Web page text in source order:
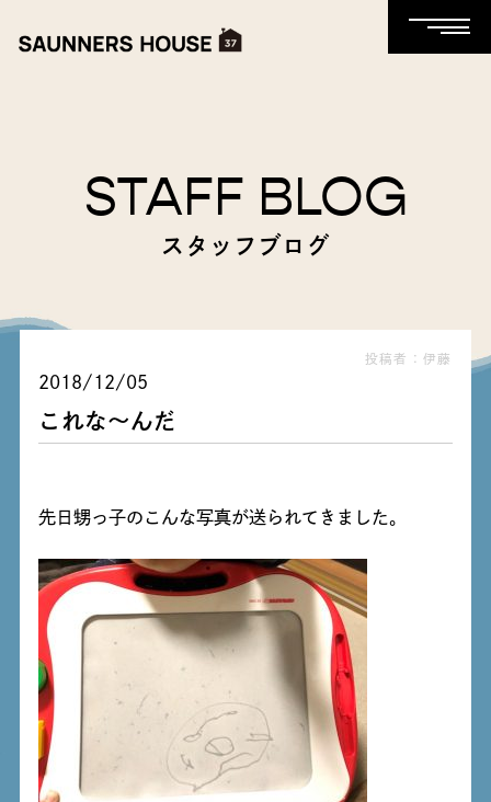
STAFF BLOG
スタッフブログ
投稿者：伊藤
2018/12/05
これな～んだ
先日甥っ子のこんな写真が送られてきました。